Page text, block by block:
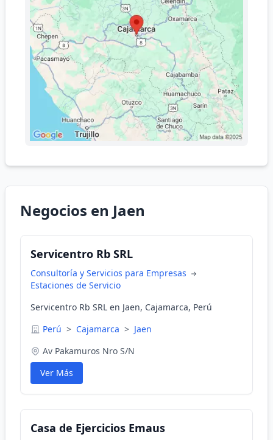
Negocios en Jaen
Servicentro Rb SRL
Consultoría y Servicios para Empresas
Estaciones de Servicio
Servicentro Rb SRL en Jaen, Cajamarca, Perú
Perú > Cajamarca > Jaen
Av Pakamuros Nro S/N
Ver Más
Casa de Ejercicios Emaus